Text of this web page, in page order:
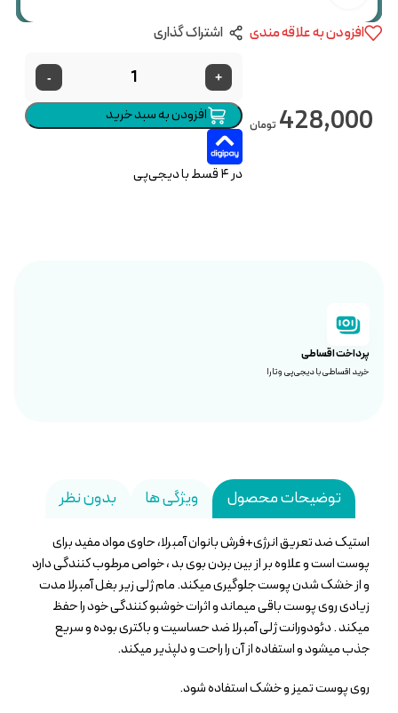
افزودن به علاقه مندی اشتراک گذاری
428,000 تومان
- +
افزودن به سبد خرید
در ۴ قسط با دیجی‌پی
پرداخت اقساطی
خرید اقساطی با دیجی‌پی و تارا
توضیحات محصول ویژگی ها بدون نظر
استیک ضد تعریق انرژی+فرش بانوان آمبرلا، حاوی مواد مفید برای
پوست است و علاوه بر از بین بردن بوی بد ، خواص مرطوب کنندگی دارد
و از خشک شدن پوست جلوگیری میکند. مام ژلی زیر بغل آمبرلا مدت
زیادی روی پوست باقی میماند و اثرات خوشبو کنندگی خود را حفظ
میکند . دئودورانت ژلی آمبرلا ضد حساسیت و باکتری بوده و سریع
جذب میشود و استفاده از آن را راحت و دلپذیر میکند.
روی پوست تمیز و خشک استفاده شود.